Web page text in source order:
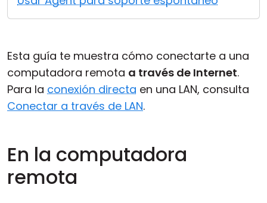
Esta guía te muestra cómo conectarte a una
computadora remota a través de Internet.
Para la conexión directa en una LAN, consulta
Conectar a través de LAN.
En la computadora
remota
Nube y local